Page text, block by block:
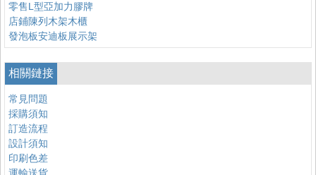
零售L型亞加力膠牌
店鋪陳列木架木櫃
發泡板安迪板展示架
相關鏈接
常見問題
採購須知
訂造流程
設計須知
印刷色差